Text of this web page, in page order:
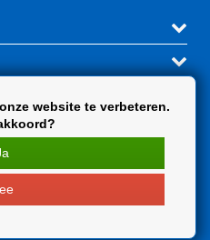
website te verbeteren.